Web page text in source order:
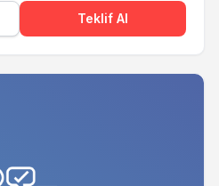
Teklif Al